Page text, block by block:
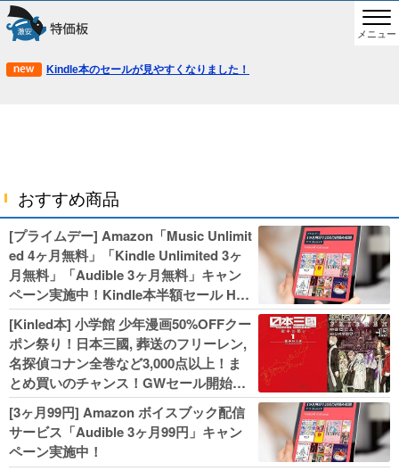
メニュー
Kindle本のセールが見やすくなりました！
おすすめ商品
[プライムデー] Amazon「Music Unlimit
ed 4ヶ月無料」「Kindle Unlimited 3ヶ
月無料」「Audible 3ヶ月無料」キャン
ペーン実施中！Kindle本半額セール HU
NTER×HUNTERなど集英社、無職転生,
幼女戦記などKADOKAWA、キャプテン
翼100円セールも！
[Kinled本] 小学館 少年漫画50%OFFクー
ポン祭り！日本三國, 葬送のフリーレン,
名探偵コナン全巻など3,000点以上！ま
とめ買いのチャンス！GWセール開始！
人気コミック多数 カドカワ祭やIT関連本
がセールに！
[3ヶ月99円] Amazon ボイスブック配信
サービス「Audible 3ヶ月99円」キャン
ペーン実施中！